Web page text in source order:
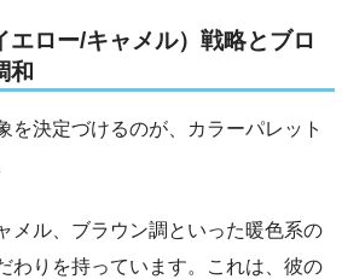
エロー/キャメル）戦略とブロ
和
を決定づけるのが、カラーパレット
メル、ブラウン調といった暖色系の
わりを持っています。これは、彼の